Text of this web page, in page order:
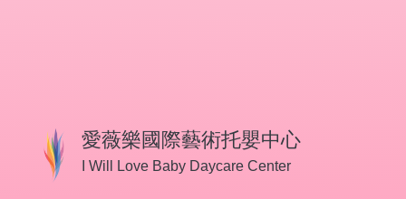
愛薇樂國際藝術托嬰中心
I Will Love Baby Daycare Center